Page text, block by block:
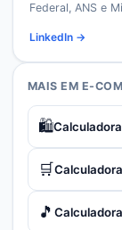
Federal, ANS e
LinkedIn →
MAIS EM E-
🛍️
🛒
🎵